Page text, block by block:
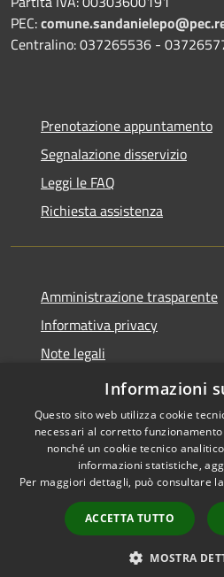
PEC:
Centralino: 037265536 -
Prenotazione appuntamento
Segnalazione disservizio
Leggi le FAQ
Richiesta assistenza
Amministrazione trasparente
Informativa privacy
Note legali
Dichiarazione di accessibilità
Accessibilità
Informazioni
Questo sito web utilizza cookie
necessari al corretto
nonché un cookie tecnico
informazioni statistiche,
Per maggiori dettagli, può consultare
ACCETTA TUTTO
MOSTRA